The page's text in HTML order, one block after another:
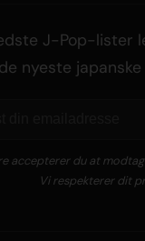
J-Pop-lister
nyeste
accepterer du at
Vi respekterer dit